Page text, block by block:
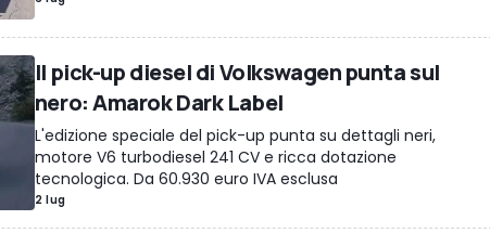
Il pick-up diesel di Volkswagen punta sul
nero: Amarok Dark Label
L'edizione speciale del pick-up punta su dettagli neri,
motore V6 turbodiesel 241 CV e ricca dotazione
tecnologica. Da 60.930 euro IVA esclusa
2 lug